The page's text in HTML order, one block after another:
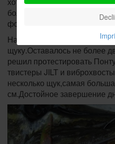
большинству,Мы и так
форелей каждый.
Наскоро перекусив я взял
щуку.Оставалось не более
решил протестировать
твистеры JILT и
несколько щук,самая
см.Достойное завершение